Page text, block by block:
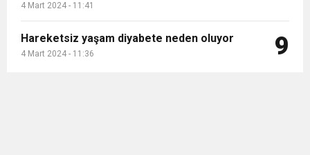
4 Mart 2024 - 11:41
Hareketsiz yaşam diyabete neden oluyor
4 Mart 2024 - 11:36 9